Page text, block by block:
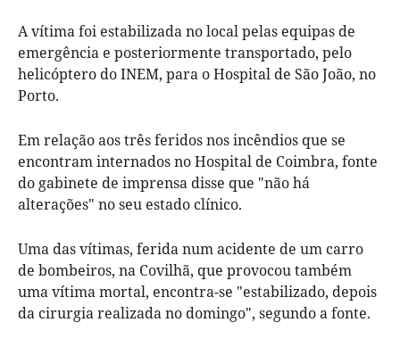
A vítima foi estabilizada no local pelas equipas de
emergência e posteriormente transportado, pelo
helicóptero do INEM, para o Hospital de São João, no
Porto.
Em relação aos três feridos nos incêndios que se
encontram internados no Hospital de Coimbra, fonte
do gabinete de imprensa disse que "não há
alterações" no seu estado clínico.
Uma das vítimas, ferida num acidente de um carro
de bombeiros, na Covilhã, que provocou também
uma vítima mortal, encontra-se "estabilizado, depois
da cirurgia realizada no domingo", segundo a fonte.